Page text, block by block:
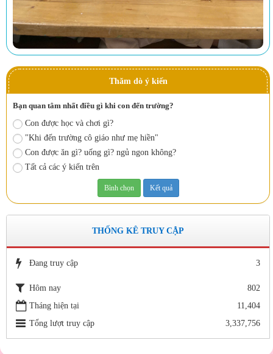
Thăm dò ý kiến
Bạn quan tâm nhất điều gì khi con đến trường?
Con được học và chơi gì?
"Khi đến trường cô giáo như mẹ hiền"
Con được ăn gì? uống gì? ngủ ngon không?
Tất cả các ý kiến trên
THỐNG KÊ TRUY CẬP
Đang truy cập 3
Hôm nay
802
Tháng hiện tại
11,404
Tổng lượt truy cập
3,337,756